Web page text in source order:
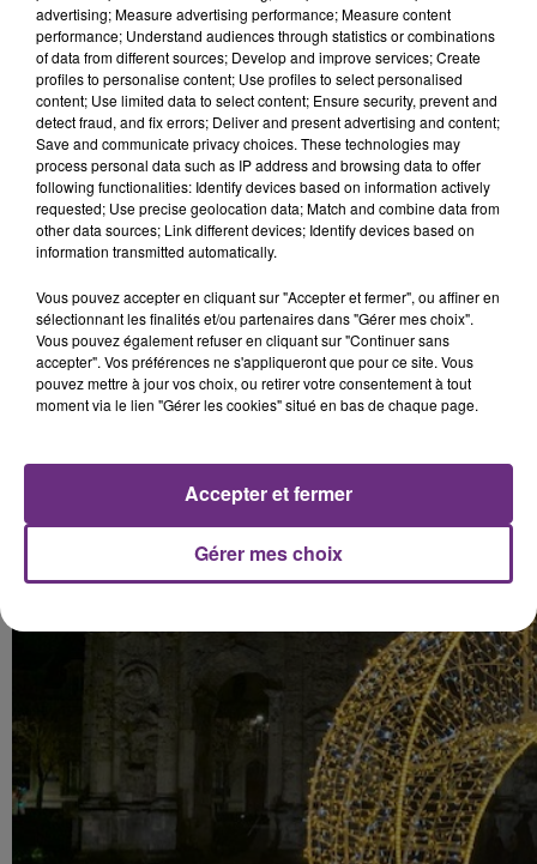
advertising; Measure advertising performance; Measure content
performance; Understand audiences through statistics or combinations
of data from different sources; Develop and improve services; Create
profiles to personalise content; Use profiles to select personalised
content; Use limited data to select content; Ensure security, prevent and
detect fraud, and fix errors; Deliver and present advertising and content;
Save and communicate privacy choices. These technologies may
process personal data such as IP address and browsing data to offer
following functionalities: Identify devices based on information actively
requested; Use precise geolocation data; Match and combine data from
other data sources; Link different devices; Identify devices based on
information transmitted automatically.
Vous pouvez accepter en cliquant sur "Accepter et fermer", ou affiner en
sélectionnant les finalités et/ou partenaires dans "Gérer mes choix".
Vous pouvez également refuser en cliquant sur "Continuer sans
accepter". Vos préférences ne s'appliqueront que pour ce site. Vous
pouvez mettre à jour vos choix, ou retirer votre consentement à tout
moment via le lien "Gérer les cookies" situé en bas de chaque page.
Gérer mes choix
Accepter et fermer